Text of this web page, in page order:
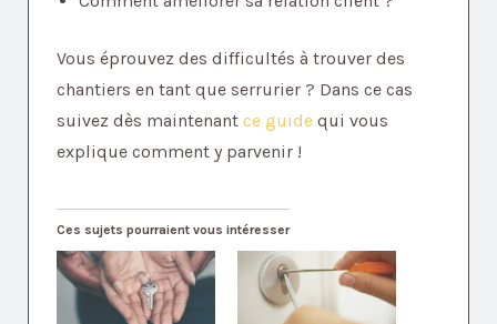
Vous éprouvez des difficultés à trouver des
chantiers en tant que serrurier ? Dans ce cas
suivez dès maintenant ce guide qui vous
explique comment y parvenir !
Ces sujets pourraient vous intéresser